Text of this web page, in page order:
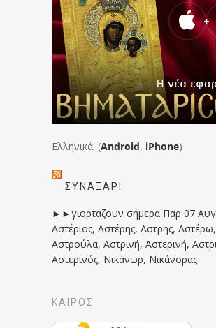
Ελληνικά: (Android, iPhone)
ΣΥΝΑΞΆΡΙ
►►γιορτάζουν σήμερα Παρ 07
Αστέριος, Αστέρης, Αστρης,
Αστρούλα, Αστρινή, Αστερινή,
Αστερινός, Νικάνωρ, Νικάνορας
ΚΑΙΡΟΣ